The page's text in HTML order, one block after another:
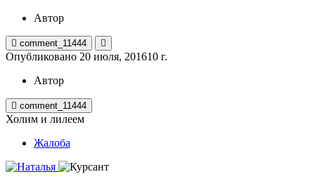
Автор
comment_11444
Опубликовано 20 июля, 201610 г.
Автор
comment_11444
Холим и лилеем
Жалоба